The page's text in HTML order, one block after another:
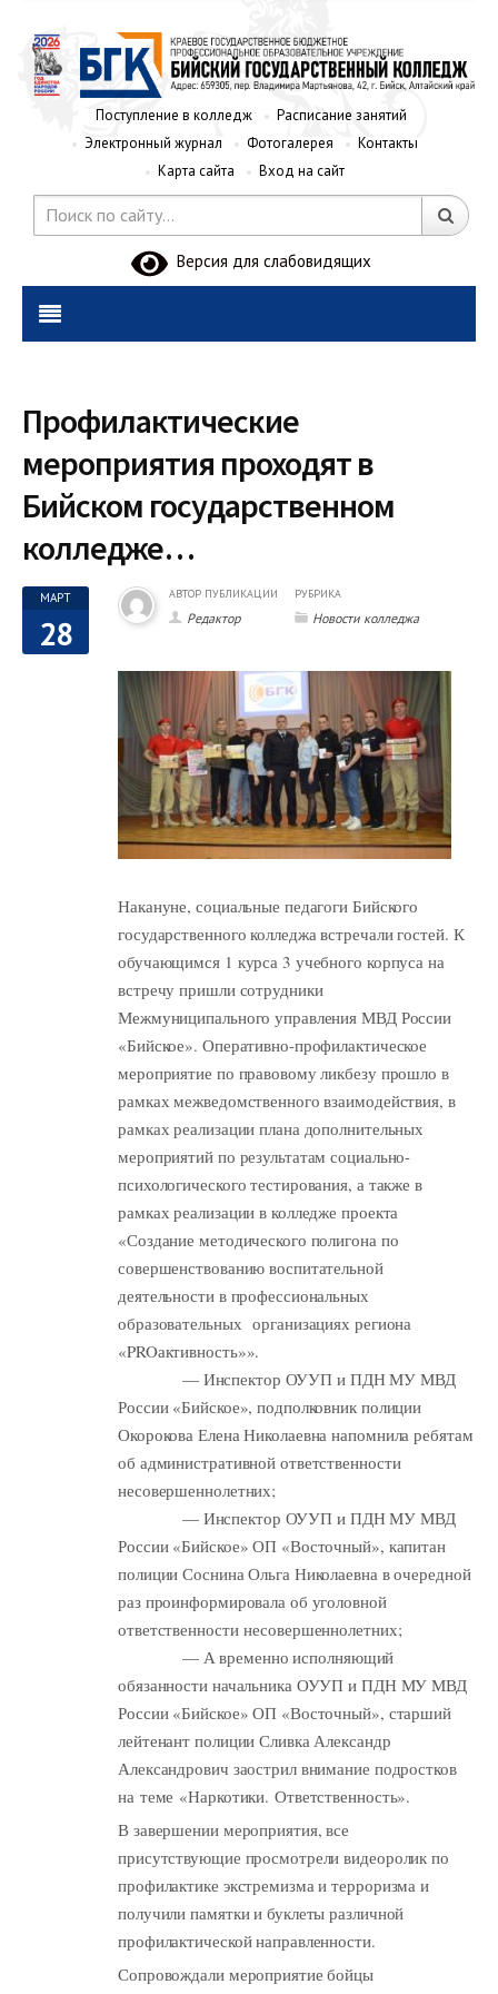
Поступление в колледж
Расписание занятий
Электронный журнал
Фотогалерея
Контакты
Карта сайта
Вход на сайт
Версия для слабовидящих
Профилактические
мероприятия проходят в
Бийском государственном
колледже…
МАРТ
28
АВТОР ПУБЛИКАЦИИ
Редактор
РУБРИКА
Новости колледжа
Накануне, социальные педагоги Бийского
государственного колледжа встречали гостей. К
обучающимся 1 курса 3 учебного корпуса на
встречу пришли сотрудники
Межмуниципального управления МВД России
«Бийское». Оперативно-профилактическое
мероприятие по правовому ликбезу прошло в
рамках межведомственного взаимодействия, в
рамках реализации плана дополнительных
мероприятий по результатам социально-
психологического тестирования, а также в
рамках реализации в колледже проекта
«Создание методического полигона по
совершенствованию воспитательной
деятельности в профессиональных
образовательных организациях региона
«PROактивность»».
— Инспектор ОУУП и ПДН МУ МВД
России «Бийское», подполковник полиции
Окорокова Елена Николаевна напомнила ребятам
об административной ответственности
несовершеннолетних;
— Инспектор ОУУП и ПДН МУ МВД
России «Бийское» ОП «Восточный», капитан
полиции Соснина Ольга Николаевна в очередной
раз проинформировала об уголовной
ответственности несовершеннолетних;
— А временно исполняющий
обязанности начальника ОУУП и ПДН МУ МВД
России «Бийское» ОП «Восточный», старший
лейтенант полиции Сливка Александр
Александрович заострил внимание подростков
на теме «Наркотики. Ответственность».
В завершении мероприятия, все
присутствующие просмотрели видеоролик по
профилактике экстремизма и терроризма и
получили памятки и буклеты различной
профилактической направленности.
Сопровождали мероприятие бойцы